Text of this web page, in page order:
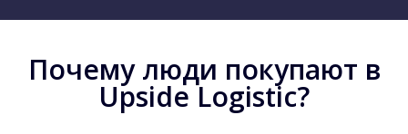
Почему люди покупают в
Upside Logistic?